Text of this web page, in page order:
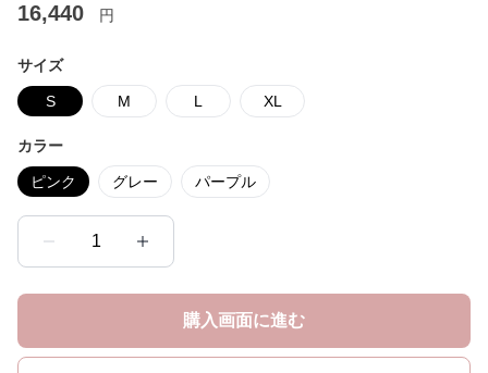
16,440 円
サイズ
S M L XL
カラー
ピンク グレー パープル
1
購入画面に進む